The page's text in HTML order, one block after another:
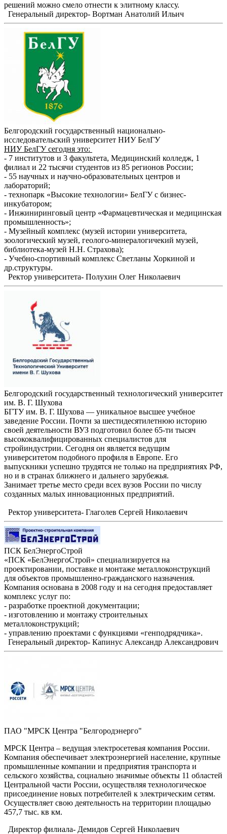
решений можно смело отнести к элитному классу.
Генеральный директор- Вортман Анатолий Ильич
Белгородский государственный национально-
исследовательский университет НИУ БелГУ
НИУ БелГУ сегодня это:
- 7 институтов и 3 факультета, Медицинский колледж, 1
филиал и 22 тысячи студентов из 85 регионов России;
- 55 научных и научно-образовательных центров и
лабораторий;
- технопарк «Высокие технологии» БелГУ с бизнес-
инкубатором;
- Инжиниринговый центр «Фармацевтическая и медицинская
промышленность»;
- Музейный комплекс (музей истории университета,
зоологический музей, геолого-минералогичекий музей,
библиотека-музей Н.Н. Страхова);
- Учебно-спортивный комплекс Светланы Хоркиной и
др.структуры.
Ректор университета- Полухин Олег Николаевич
Белгородский государственный технологический университет
им. В. Г. Шухова
БГТУ им. В. Г. Шухова — уникальное высшее учебное
заведение России. Почти за шестидесятилетнюю историю
своей деятельности ВУЗ подготовил более 65-ти тысяч
высококвалифицированных специалистов для
стройиндустрии. Сегодня он является ведущим
университетом подобного профиля в Европе. Его
выпускники успешно трудятся не только на предприятиях РФ,
но и в странах ближнего и дальнего зарубежья.
Занимает третье место среди всех вузов России по числу
созданных малых инновационных предприятий.
Ректор университета- Глаголев Сергей Николаевич
ПСК БелЭнергоСтрой
«ПСК «БелЭнергоСтрой» специализируется на
проектировании, поставке и монтаже металлоконструкций
для объектов промышленно-гражданского назначения.
Компания основана в 2008 году и на сегодня предоставляет
комплекс услуг по:
- разработке проектной документации;
- изготовлению и монтажу строительных
металлоконструкций;
- управлению проектами с функциями «генподрядчика».
Генеральный директор- Капинус Александр Александрович
ПАО "МРСК Центра "Белгородэнерго"
МРСК Центра – ведущая электросетевая компания России.
Компания обеспечивает электроэнергией население, крупные
промышленные компании и предприятия транспорта и
сельского хозяйства, социально значимые объекты 11 областей
Центральной части России, осуществляя технологическое
присоединение новых потребителей к электрическим сетям.
Осуществляет свою деятельность на территории площадью
457,7 тыс. кв км.
Директор филиала- Демидов Сергей Николаевич